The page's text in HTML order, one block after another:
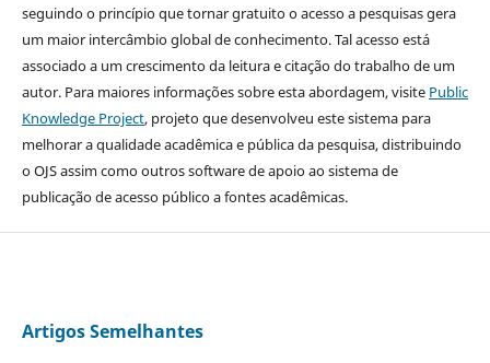
seguindo o princípio que tornar gratuito o acesso a pesquisas gera
um maior intercâmbio global de conhecimento. Tal acesso está
associado a um crescimento da leitura e citação do trabalho de um
autor. Para maiores informações sobre esta abordagem, visite Public
Knowledge Project, projeto que desenvolveu este sistema para
melhorar a qualidade acadêmica e pública da pesquisa, distribuindo
o OJS assim como outros software de apoio ao sistema de
publicação de acesso público a fontes acadêmicas.
Artigos Semelhantes